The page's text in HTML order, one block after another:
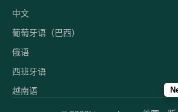
中文
葡萄牙语（巴西）
俄语
西班牙语
越南语